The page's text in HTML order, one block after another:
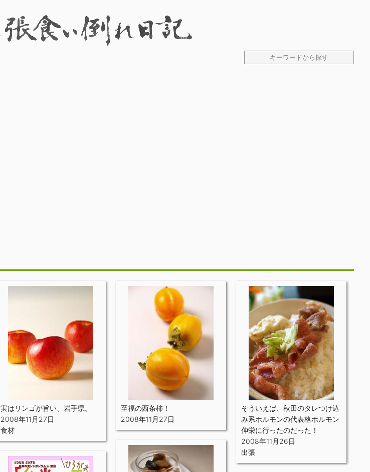
実はリンゴが旨い、岩手県。
2008年11月27日
食材
至福の西条柿！
2008年11月27日
そういえば、秋田のタレつけ込
み系ホルモンの代表格ホルモン
伸栄に行ったのだった！
2008年11月26日
出張